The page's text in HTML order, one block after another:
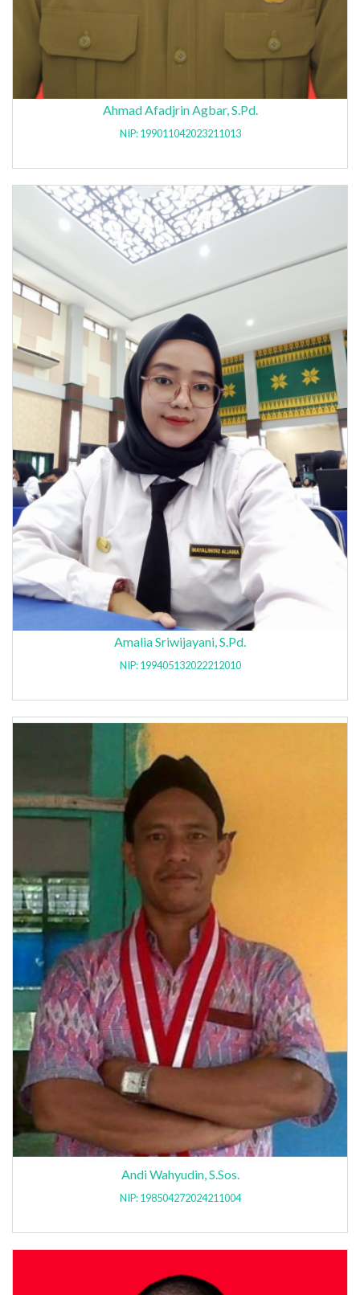
Ahmad Afadjrin Agbar, S.Pd.
NIP: 199011042023211013
Amalia Sriwijayani, S.Pd.
NIP: 199405132022212010
Andi Wahyudin, S.Sos.
NIP: 198504272024211004